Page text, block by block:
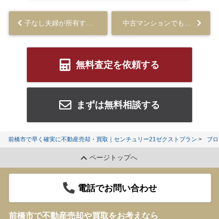
無料査定を依頼する
まずは無料相談する
前橋市で早く確実に不動産売却・買取｜センチュリー21ゼクストプラン ブ
ページトップへ
電話でお問い合わせ
前橋市で不動産売却や買取をお考えなら